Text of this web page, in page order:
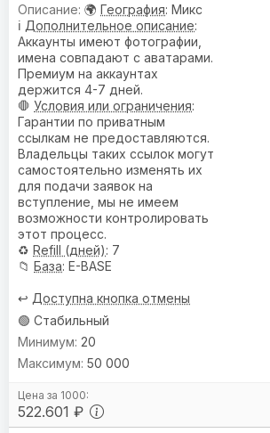
🌍 География: Микс
ℹ️ Дополнительное описание:
Аккаунты имеют фотографии,
имена совпадают с аватарами.
Премиум на аккаунтах
держится 4-7 дней.
🛑 Условия или ограничения:
Гарантии по приватным
ссылкам не предоставляются.
Владельцы таких ссылок могут
самостоятельно изменять их
для подачи заявок на
вступление, мы не имеем
возможности контролировать
этот процесс.
♻️ Refill (дней): 7
📁 База: E-BASE
↩️ Доступна кнопка отмены
🟢 Стабильный
522.601 ₽
20
50 000